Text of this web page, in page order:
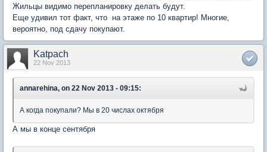
Жильцы видимо перепланировку делать будут.
Еще удивил тот факт, что на этаже по 10 квартир! Многие,
вероятно, под сдачу покупают.
Katpach
22 Nov 2013
annarehina, on 22 Nov 2013 - 09:15:
А когда покупали? Мы в 20 числах октября
А мы в конце сентября